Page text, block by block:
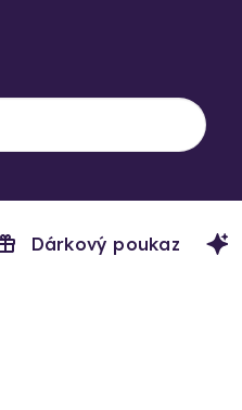
Dárkový poukaz